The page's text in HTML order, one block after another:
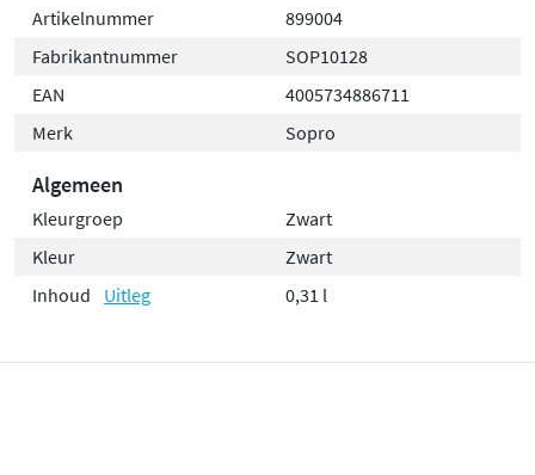
Artikelnummer
899004
Fabrikantnummer
SOP10128
EAN
4005734886711
Merk
Sopro
Algemeen
Kleurgroep
Zwart
Kleur
Zwart
Inhoud
Uitleg 0,31 l